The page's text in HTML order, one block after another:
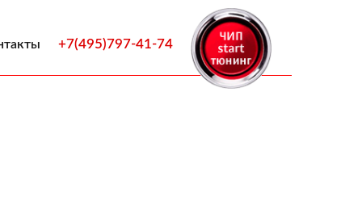
+7(495)797-41-74